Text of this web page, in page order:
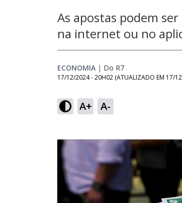
As apostas podem
na internet ou no
ECONOMIA | Do R7
17/12/2024 - 20H02 (ATUALIZADO EM 17/
A+ A-